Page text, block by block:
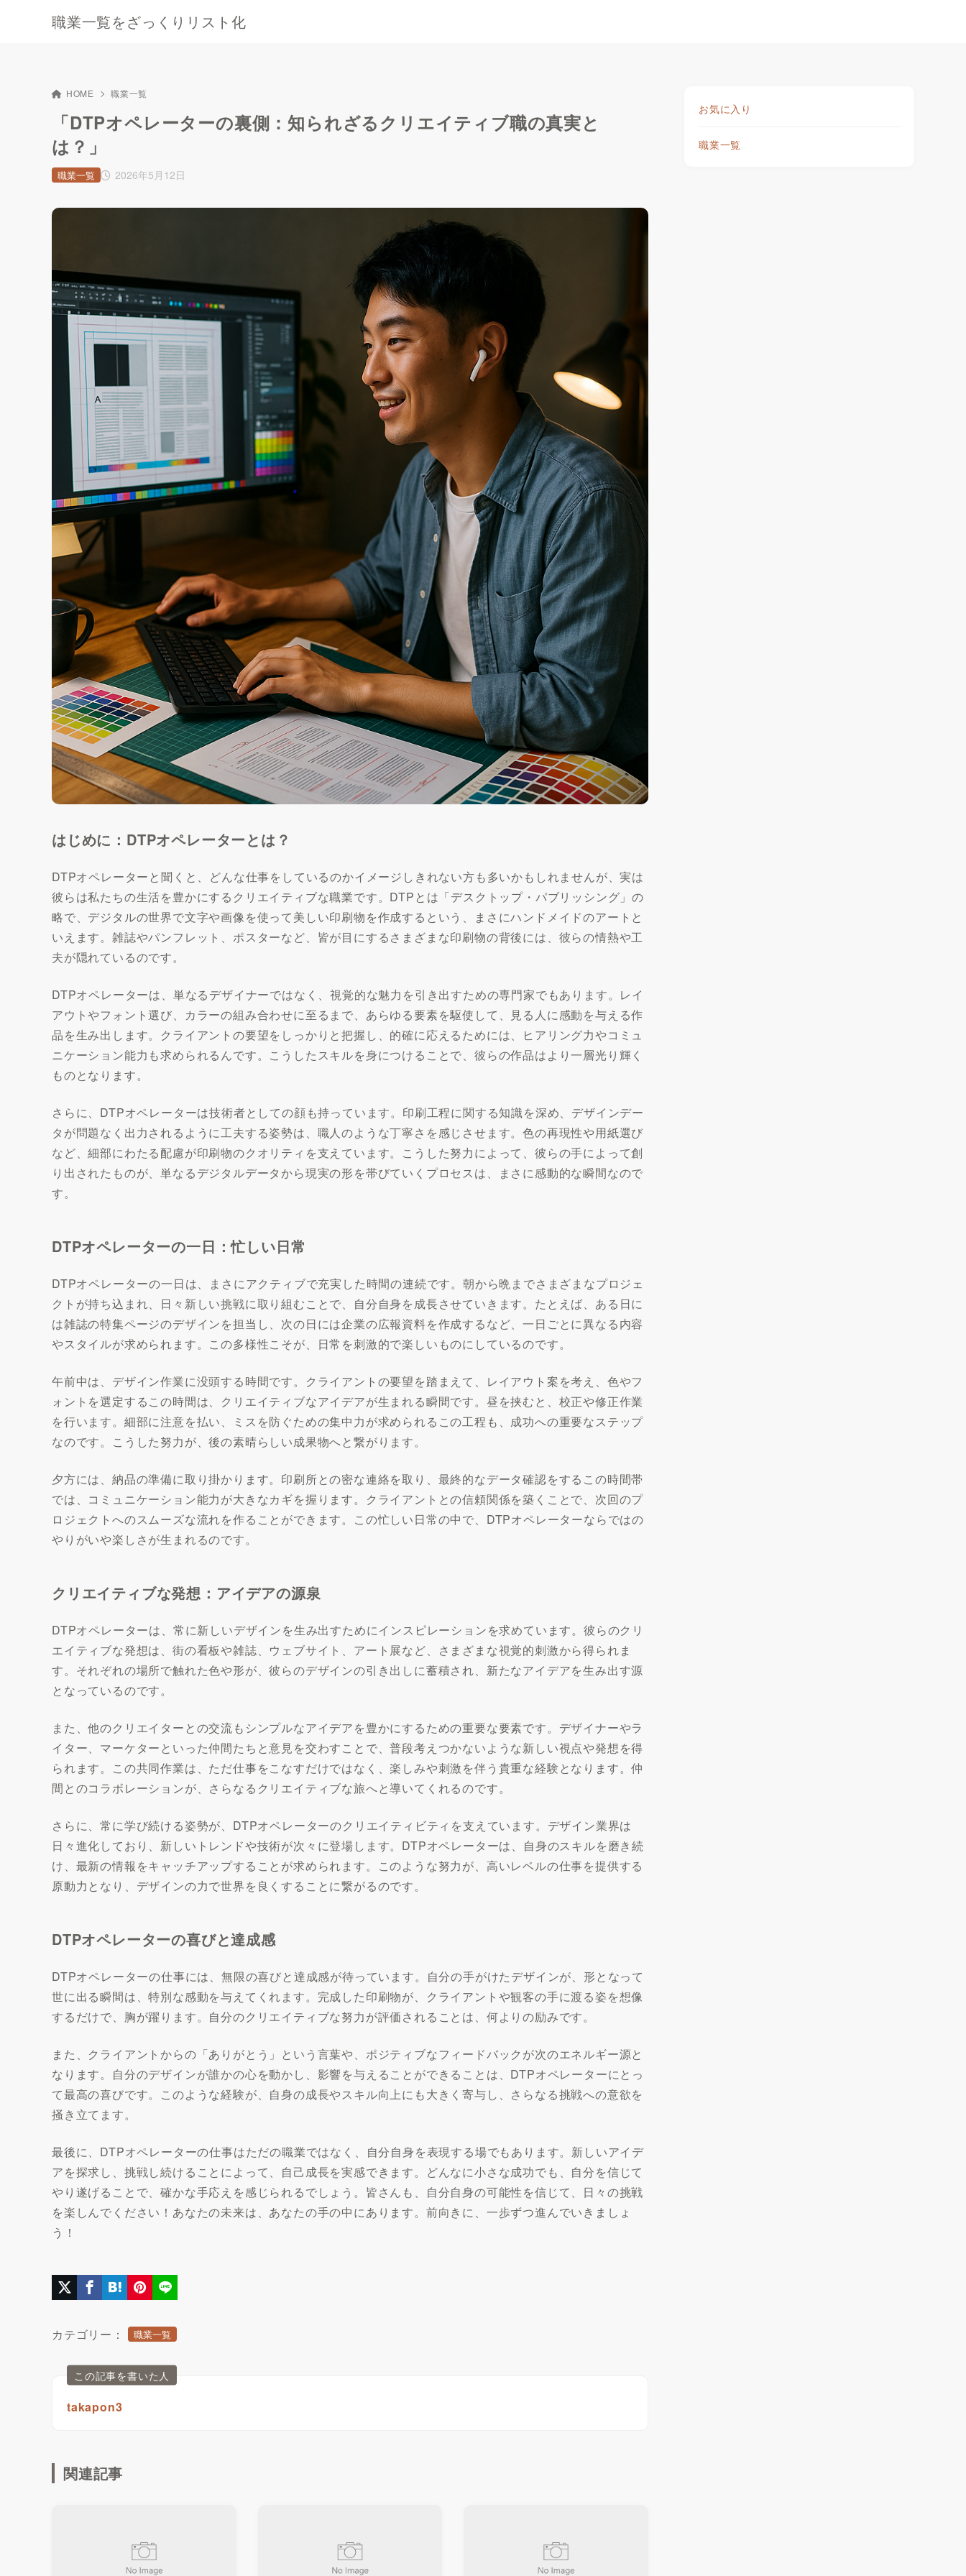
職業一覧をざっくりリスト化
HOME 職業一覧
「DTPオペレーターの裏側：知られざるクリエイティブ職の真実と
は？」
2026年5月12日
職業一覧
はじめに：DTPオペレーターとは？
DTPオペレーターと聞くと、どんな仕事をしているのかイメージしきれない方も多いかもしれませんが、実は
彼らは私たちの生活を豊かにするクリエイティブな職業です。DTPとは「デスクトップ・パブリッシング」の
略で、デジタルの世界で文字や画像を使って美しい印刷物を作成するという、まさにハンドメイドのアートと
いえます。雑誌やパンフレット、ポスターなど、皆が目にするさまざまな印刷物の背後には、彼らの情熱や工
夫が隠れているのです。
DTPオペレーターは、単なるデザイナーではなく、視覚的な魅力を引き出すための専門家でもあります。レイ
アウトやフォント選び、カラーの組み合わせに至るまで、あらゆる要素を駆使して、見る人に感動を与える作
品を生み出します。クライアントの要望をしっかりと把握し、的確に応えるためには、ヒアリング力やコミュ
ニケーション能力も求められるんです。こうしたスキルを身につけることで、彼らの作品はより一層光り輝く
ものとなります。
さらに、DTPオペレーターは技術者としての顔も持っています。印刷工程に関する知識を深め、デザインデー
タが問題なく出力されるように工夫する姿勢は、職人のような丁寧さを感じさせます。色の再現性や用紙選び
など、細部にわたる配慮が印刷物のクオリティを支えています。こうした努力によって、彼らの手によって創
り出されたものが、単なるデジタルデータから現実の形を帯びていくプロセスは、まさに感動的な瞬間なので
す。
DTPオペレーターの一日：忙しい日常
DTPオペレーターの一日は、まさにアクティブで充実した時間の連続です。朝から晩までさまざまなプロジェ
クトが持ち込まれ、日々新しい挑戦に取り組むことで、自分自身を成長させていきます。たとえば、ある日に
は雑誌の特集ページのデザインを担当し、次の日には企業の広報資料を作成するなど、一日ごとに異なる内容
やスタイルが求められます。この多様性こそが、日常を刺激的で楽しいものにしているのです。
午前中は、デザイン作業に没頭する時間です。クライアントの要望を踏まえて、レイアウト案を考え、色やフ
ォントを選定するこの時間は、クリエイティブなアイデアが生まれる瞬間です。昼を挟むと、校正や修正作業
を行います。細部に注意を払い、ミスを防ぐための集中力が求められるこの工程も、成功への重要なステップ
なのです。こうした努力が、後の素晴らしい成果物へと繋がります。
夕方には、納品の準備に取り掛かります。印刷所との密な連絡を取り、最終的なデータ確認をするこの時間帯
では、コミュニケーション能力が大きなカギを握ります。クライアントとの信頼関係を築くことで、次回のプ
ロジェクトへのスムーズな流れを作ることができます。この忙しい日常の中で、DTPオペレーターならではの
やりがいや楽しさが生まれるのです。
クリエイティブな発想：アイデアの源泉
DTPオペレーターは、常に新しいデザインを生み出すためにインスピレーションを求めています。彼らのクリ
エイティブな発想は、街の看板や雑誌、ウェブサイト、アート展など、さまざまな視覚的刺激から得られま
す。それぞれの場所で触れた色や形が、彼らのデザインの引き出しに蓄積され、新たなアイデアを生み出す源
となっているのです。
また、他のクリエイターとの交流もシンプルなアイデアを豊かにするための重要な要素です。デザイナーやラ
イター、マーケターといった仲間たちと意見を交わすことで、普段考えつかないような新しい視点や発想を得
られます。この共同作業は、ただ仕事をこなすだけではなく、楽しみや刺激を伴う貴重な経験となります。仲
間とのコラボレーションが、さらなるクリエイティブな旅へと導いてくれるのです。
さらに、常に学び続ける姿勢が、DTPオペレーターのクリエイティビティを支えています。デザイン業界は
日々進化しており、新しいトレンドや技術が次々に登場します。DTPオペレーターは、自身のスキルを磨き続
け、最新の情報をキャッチアップすることが求められます。このような努力が、高いレベルの仕事を提供する
原動力となり、デザインの力で世界を良くすることに繋がるのです。
DTPオペレーターの喜びと達成感
DTPオペレーターの仕事には、無限の喜びと達成感が待っています。自分の手がけたデザインが、形となって
世に出る瞬間は、特別な感動を与えてくれます。完成した印刷物が、クライアントや観客の手に渡る姿を想像
するだけで、胸が躍ります。自分のクリエイティブな努力が評価されることは、何よりの励みです。
また、クライアントからの「ありがとう」という言葉や、ポジティブなフィードバックが次のエネルギー源と
なります。自分のデザインが誰かの心を動かし、影響を与えることができることは、DTPオペレーターにとっ
て最高の喜びです。このような経験が、自身の成長やスキル向上にも大きく寄与し、さらなる挑戦への意欲を
掻き立てます。
最後に、DTPオペレーターの仕事はただの職業ではなく、自分自身を表現する場でもあります。新しいアイデ
アを探求し、挑戦し続けることによって、自己成長を実感できます。どんなに小さな成功でも、自分を信じて
やり遂げることで、確かな手応えを感じられるでしょう。皆さんも、自分自身の可能性を信じて、日々の挑戦
を楽しんでください！あなたの未来は、あなたの手の中にあります。前向きに、一歩ずつ進んでいきましょ
う！
カテゴリー： 職業一覧
この記事を書いた人
takapon3
関連記事
お気に入り
職業一覧